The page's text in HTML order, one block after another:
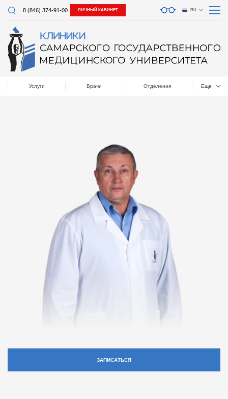
8 (846) 374-91-00 ЛИЧНЫЙ КАБИНЕТ RU
Услуги Врачи Отделения Еще
ЗАПИСАТЬСЯ